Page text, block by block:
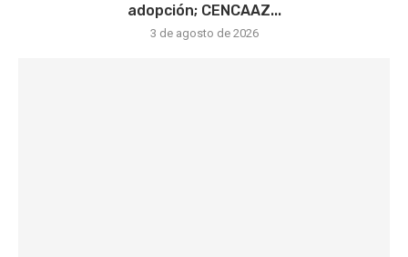
adopción; CENCAAZ...
3 de agosto de 2026